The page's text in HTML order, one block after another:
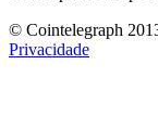
© Cointelegraph
Privacidade